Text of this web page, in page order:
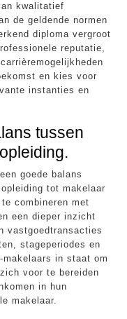
kwalitatief
de geldende normen
diploma vergroot
reputatie,
en kies voor
instanties en
tussen
goede balans
tot makelaar
combineren met
een dieper inzicht
vastgoedtransacties
stageperiodes en
in staat om
voor te bereiden
in hun
makelaar.